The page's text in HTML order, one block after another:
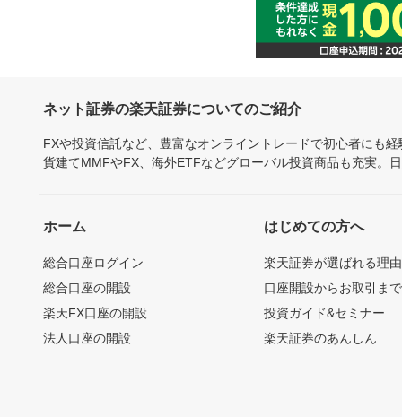
ネット証券の楽天証券についてのご紹介
FXや投資信託など、豊富なオンライントレードで初心者にも
貨建てMMFやFX、海外ETFなどグローバル投資商品も充実。
ホーム
総合口座ログイン
総合口座の開設
楽天FX口座の開設
法人口座の開設
はじめての方へ
楽天証券が選ばれる理由
口座開設からお取引ま
投資ガイド&セミナー
楽天証券のあんしん